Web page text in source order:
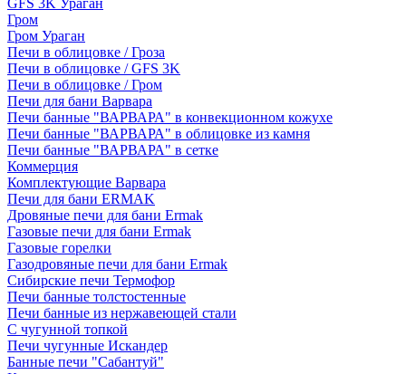
GFS 3K Ураган
Гром
Гром Ураган
Печи в облицовке / Гроза
Печи в облицовке / GFS 3K
Печи в облицовке / Гром
Печи для бани Варвара
Печи банные "ВАРВАРА" в конвекционном кожухе
Печи банные "ВАРВАРА" в облицовке из камня
Печи банные "ВАРВАРА" в сетке
Коммерция
Комплектующие Варвара
Печи для бани ERMAK
Дровяные печи для бани Ermak
Газовые печи для бани Ermak
Газовые горелки
Газодровяные печи для бани Ermak
Сибирские печи Термофор
Печи банные толстостенные
Печи банные из нержавеющей стали
С чугунной топкой
Печи чугунные Искандер
Банные печи "Сабантуй"